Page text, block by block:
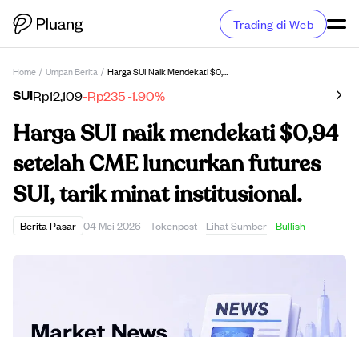
Trading di Web
Home / Umpan Berita / Harga SUI Naik Mendekati $0,94 Setelah CME Luncurkan Futures SUI, Tarik Minat Institusional.
SUIRp12,109-Rp235-1.90%
Harga SUI naik mendekati $0,94
setelah CME luncurkan futures
SUI, tarik minat institusional.
Berita Pasar 04 Mei 2026 · Tokenpost · Lihat Sumber · Bullish